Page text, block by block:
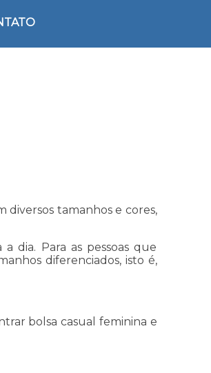
diversos tamanhos e cores,
dia. Para as pessoas que
diferenciados, isto é,
bolsa casual feminina e